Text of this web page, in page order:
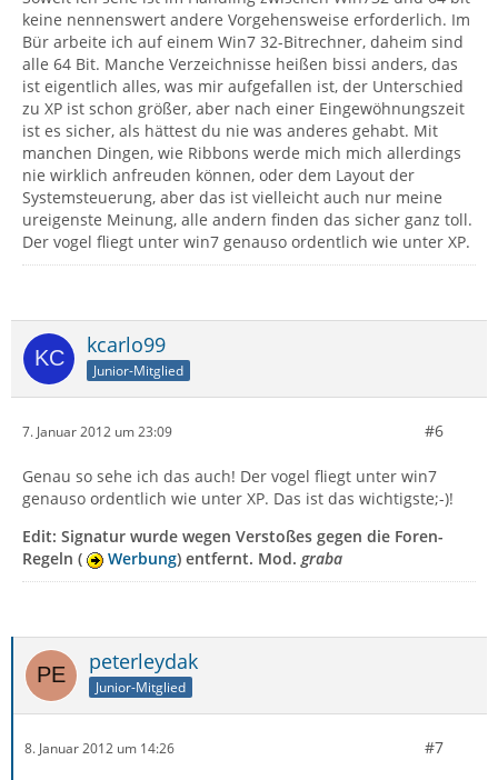
keine nennenswert andere Vorgehensweise erforderlich. Im
Bür arbeite ich auf einem Win7 32-Bitrechner, daheim sind
alle 64 Bit. Manche Verzeichnisse heißen bissi anders, das
ist eigentlich alles, was mir aufgefallen ist, der Unterschied
zu XP ist schon größer, aber nach einer Eingewöhnungszeit
ist es sicher, als hättest du nie was anderes gehabt. Mit
manchen Dingen, wie Ribbons werde mich mich allerdings
nie wirklich anfreuden können, oder dem Layout der
Systemsteuerung, aber das ist vielleicht auch nur meine
ureigenste Meinung, alle andern finden das sicher ganz toll.
Der vogel fliegt unter win7 genauso ordentlich wie unter XP.
kcarlo99
Junior-Mitglied
7. Januar 2012 um 23:09 #6
Genau so sehe ich das auch! Der vogel fliegt unter win7
genauso ordentlich wie unter XP. Das ist das wichtigste;-)!
Edit: Signatur wurde wegen Verstoßes gegen die Foren-
Regeln (
Werbung) entfernt. Mod. graba
peterleydak
Junior-Mitglied
8. Januar 2012 um 14:26 #7